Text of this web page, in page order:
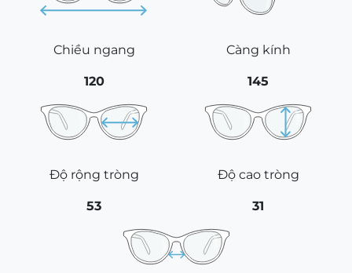
Chiều ngang
120
Càng kính
145
Độ rộng tròng
53
Độ cao tròng
31